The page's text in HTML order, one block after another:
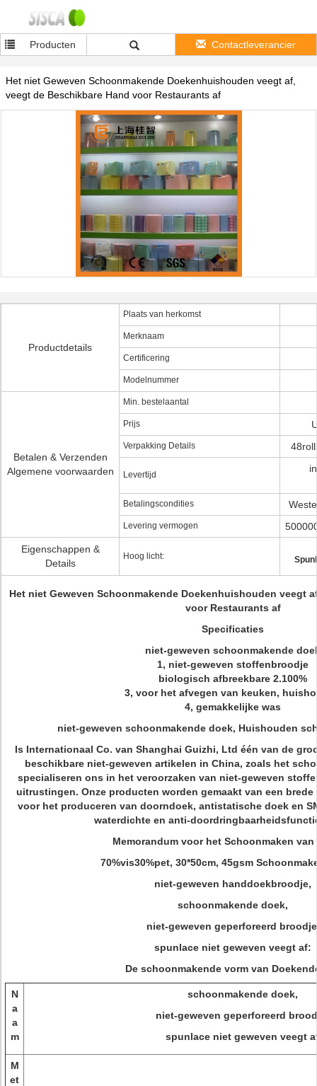
Producten Contactleverancier
Het niet Geweven Schoonmakende Doekenhuishouden veegt af,
veegt de Beschikbare Hand voor Restaurants af
Productdetails
Plaats van herkomst
Merknaam
Certificering
Modelnummer
Betalen & Verzenden
Algemene voorwaarden
Min. bestelaantal
Prijs
Verpakking Details
Levertijd
Betalingscondities
Levering vermogen
Eigenschappen &
Details
Hoog licht:
Het niet Geweven Schoonmakende Doekenhuishouden veegt
voor Restaurants af
Specificaties
niet-geweven schoonmakende
1, niet-geweven stoffenbroodje
biologisch afbreekbare 2.100%
3, voor het afvegen van keuken,
4, gemakkelijke was
niet-geweven schoonmakende doek, Huishouden
Is Internationaal Co. van Shanghai Guizhi, Ltd één van de
beschikbare niet-geweven artikelen in China, zoals het
specialiseren ons in het veroorzaken van niet-geweven
uitrustingen. Onze producten worden gemaakt van een
voor het produceren van doorndoek, antistatische doek en
waterdichte en anti-
Memorandum voor het Schoonmaken van
70%vis30%pet, 30*50cm, 45gsm
niet-geweven handdoekbroodje,
schoonmakende doek,
niet-geweven geperforeerd
spunlace niet geweven veegt af:
De schoonmakende vorm van
N
a
a
m
schoonmakende doek,
niet-geweven geperforeerd
spunlace niet geweven veegt
M
et